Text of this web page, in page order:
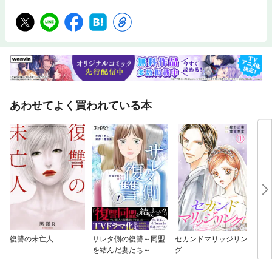
あわせてよく買われている本
復讐の未亡人
サレタ側の復讐～同盟
を結んだ妻たち～
セカンドマリッジリン
グ
社